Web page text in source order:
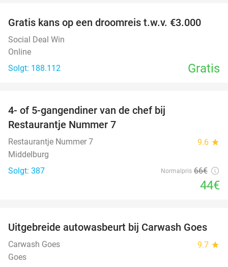
Gratis kans op een droomreis t.w.v. €3.000
Social Deal Win
Online
Solgt: 188.112
Gratis
4- of 5-gangendiner van de chef bij
Restaurantje Nummer 7
Restaurantje Nummer 7 9.6 star
Middelburg
Solgt: 387
Normalpris 66€
44€
36%
Uitgebreide autowasbeurt bij Carwash Goes
Carwash Goes 9.7 star
Goes